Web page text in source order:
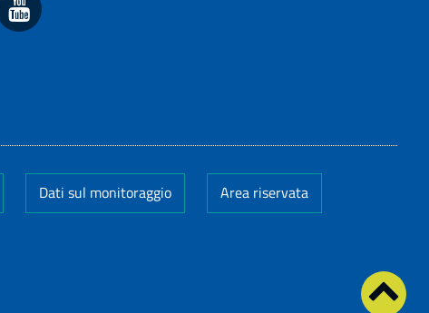
Dati sul monitoraggio Area riservata